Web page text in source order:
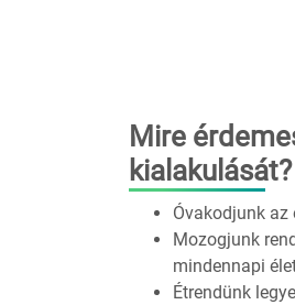
Mire
kialakulását?
Óvakodjunk az
Mozogjunk
mindennapi
Étrendünk